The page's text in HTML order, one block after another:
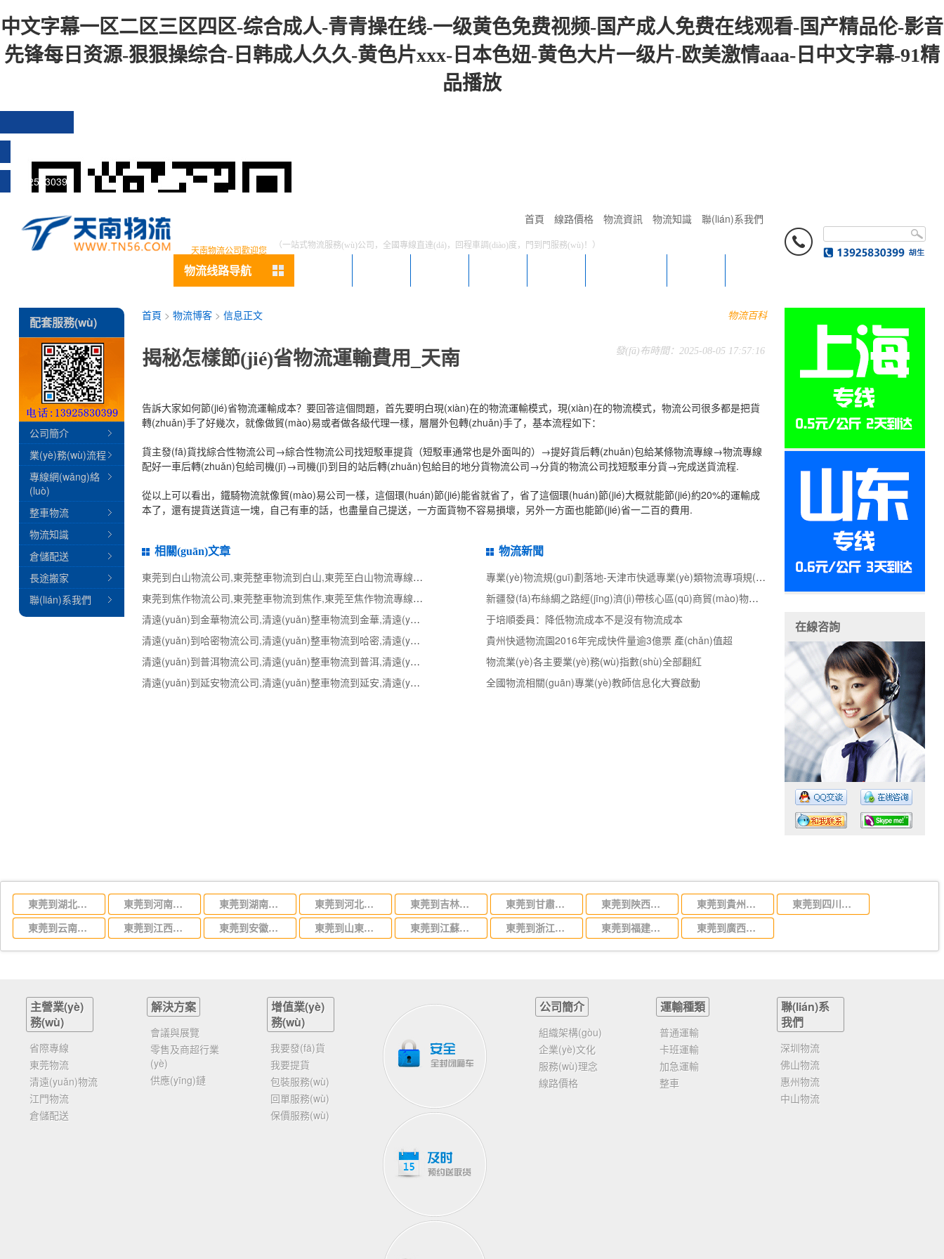
中文字幕一区二区三区四区-综合成人-青青操在线-一级黄色免费视频-国产成人免费在线观看-国产精品伦-影音
先锋每日资源-狠狠操综合-日韩成人久久-黄色片xxx-日本色妞-黄色大片一级片-欧美激情aaa-日中文字幕-91精
品播放
13925830399
首頁 線路價格 物流資訊 物流知識 聯(lián)系我們
天南物流公司歡迎您
（一站式物流服務(wù)公司，全國專線直達(dá)，回程車調(diào)度，門到門服務(wù)！）
物流线路导航
物流百科
首頁 > 物流博客> 信息正文
揭秘怎樣節(jié)省物流運輸費用_天南 發(fā)布時間：2025-08-05 17:57:16
告訴大家如何節(jié)省物流運輸成本？要回答這個問題，首先要明白現(xiàn)在的物流運輸模式，現(xiàn)在的物流模式，物流公司很多都是把貨
轉(zhuǎn)手了好幾次，就像做貿(mào)易或者做各級代理一樣，層層外包轉(zhuǎn)手了，基本流程如下：
貨主發(fā)貨找綜合性物流公司→綜合性物流公司找短駁車提貨（短駁車通常也是外面叫的）→提好貨后轉(zhuǎn)包給某條物流專線→物流專線
配好一車后轉(zhuǎn)包給司機(jī)→司機(jī)到目的站后轉(zhuǎn)包給目的地分貨物流公司→分貨的物流公司找短駁車分貨→完成送貨流程.
從以上可以看出，鐵騎物流就像貿(mào)易公司一樣，這個環(huán)節(jié)能省就省了，省了這個環(huán)節(jié)大概就能節(jié)約20%的運輸成
本了，還有提貨送貨這一塊，自己有車的話，也盡量自己提送，一方面貨物不容易損壞，另外一方面也能節(jié)省一二百的費用.
相關(guān)文章
東莞到白山物流公司,東莞整車物流到白山,東莞至白山物流專線 - 天南
東莞到焦作物流公司,東莞整車物流到焦作,東莞至焦作物流專線 - 天南
清遠(yuǎn)到金華物流公司,清遠(yuǎn)整車物流到金華,清遠(yuǎn)至金華物流專線 - 天南
清遠(yuǎn)到哈密物流公司,清遠(yuǎn)整車物流到哈密,清遠(yuǎn)至哈密物流專線 - 天南
清遠(yuǎn)到普洱物流公司,清遠(yuǎn)整車物流到普洱,清遠(yuǎn)至普洱物流專線 - 天南
清遠(yuǎn)到延安物流公司,清遠(yuǎn)整車物流到延安,清遠(yuǎn)至延安物流專線 - 天南
物流新聞
專業(yè)物流規(guī)劃落地-天津市快遞專業(yè)類物流專項規(guī)
新疆發(fā)布絲綢之路經(jīng)濟(jì)帶核心區(qū)商貿(mào)物流中心建
于培順委員：降低物流成本不是沒有物流成本
貴州快遞物流園2016年完成快件量逾3億票 產(chǎn)值超
物流業(yè)各主要業(yè)務(wù)指數(shù)全部翻紅
全國物流相關(guān)專業(yè)教師信息化大賽啟動
配套服務(wù)
公司簡介
業(yè)務(wù)流程
專線網(wǎng)絡
(luò)
整車物流
物流知識
倉儲配送
長途搬家
聯(lián)系我們
在線咨詢
工作時間：07:30 – – 23:30
業(yè)務(wù)電話：
13925830399
東莞到湖北省物流專線,東莞到湖北省物流公司 東莞到河南省物流專線,東莞到河南省物流公司 東莞到湖南省物流專線,東莞到湖南省物流公司 東莞到河北省物流專線,東莞到河北省物流公司 東莞到吉林省物流運輸,東莞到吉林省物流公司 東莞到甘肅省物流運輸,東莞到甘肅省物流公司 東莞到陜西省物流運輸,東莞到陜西省物流公司 東莞到貴州省物流運輸,東莞到貴州省物流公司
東莞到四川省物流專線,東莞到四川省物流公司
東莞到云南省物流運輸,東莞到云南省物流公司
東莞到江西省物流專線,東莞到江西省物流公司 東莞到安徽省物流專線,東莞到安徽省物流公司 東莞到山東省物流專線,東莞到山東省物流公司 東莞到江蘇物流專線運輸,東莞到江蘇省物流公司 東莞到浙江省物流運輸,東莞到浙江省物流公司 東莞到福建省物流運輸,東莞到福建省物流公司 東莞到廣西物流專線,東莞到廣西物流公司
主營業(yè)
務(wù)
省際專線
東莞物流
清遠(yuǎn)物流
江門物流
倉儲配送
解決方案
會議與展覽
零售及商超行業
(yè)
供應(yīng)鏈
增值業(yè)
務(wù)
我要發(fā)貨
我要提貨
包裝服務(wù)
回單服務(wù)
保價服務(wù)
公司簡介
組織架構(gòu)
企業(yè)文化
服務(wù)理念
線路價格
運輸種類
普通運輸
卡班運輸
加急運輸
整車
聯(lián)系
我們
深圳物流
佛山物流
惠州物流
中山物流